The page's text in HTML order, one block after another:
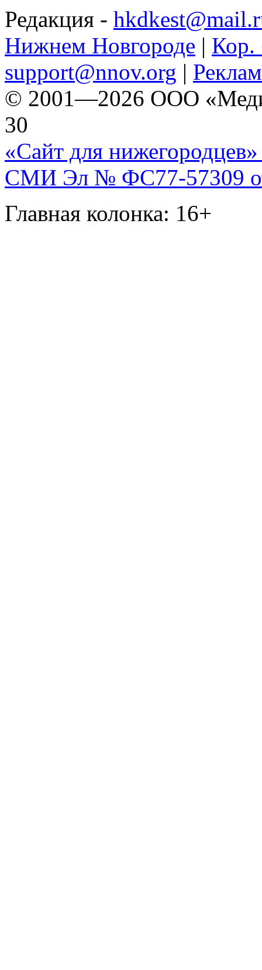
Редакция -
Нижнем Новгороде | Кор.
support@nnov.org |
© 2001—2026 ООО
30
«Сайт для нижегородцев»
СМИ Эл № ФС77-57309
Главная колонка: 16+